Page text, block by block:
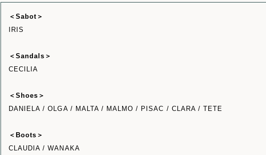
＜Sabot＞
IRIS
＜Sandals＞
CECILIA
＜Shoes＞
DANIELA / OLGA / MALTA / MALMO / PISAC / CLARA / TETE
＜Boots＞
CLAUDIA / WANAKA